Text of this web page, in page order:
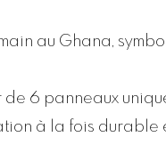
au Ghana,
6 panneaux
à la fois durable